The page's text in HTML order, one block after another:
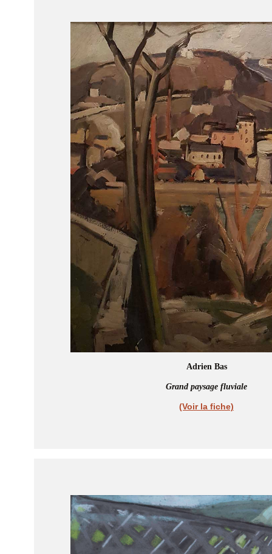
Adrien Bas
Grand paysage fluviale
(Voir la fiche)